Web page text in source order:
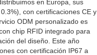
en Europa, ​sus
con certificaciones CE y
ODM personalizado es
chip RFID integrado para
del diseño. Este año
con ​certificación IP67 a